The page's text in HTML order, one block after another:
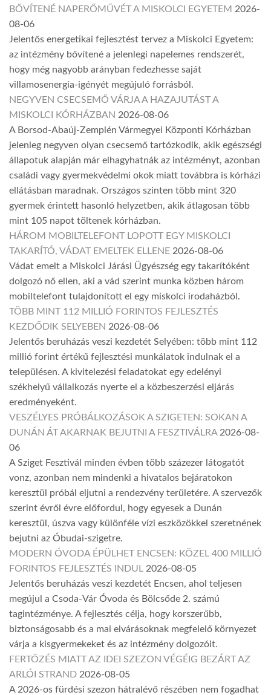
BŐVÍTENÉ NAPERŐMŰVÉT A MISKOLCI EGYETEM 2026-
08-06
Jelentős energetikai fejlesztést tervez a Miskolci Egyetem:
az intézmény bővítené a jelenlegi napelemes rendszerét,
hogy még nagyobb arányban fedezhesse saját
villamosenergia-igényét megújuló forrásból.
NEGYVEN CSECSEMŐ VÁRJA A HAZAJUTÁST A
MISKOLCI KÓRHÁZBAN 2026-08-06
A Borsod-Abaúj-Zemplén Vármegyei Központi Kórházban
jelenleg negyven olyan csecsemő tartózkodik, akik egészségi
állapotuk alapján már elhagyhatnák az intézményt, azonban
családi vagy gyermekvédelmi okok miatt továbbra is kórházi
ellátásban maradnak. Országos szinten több mint 320
gyermek érintett hasonló helyzetben, akik átlagosan több
mint 105 napot töltenek kórházban.
HÁROM MOBILTELEFONT LOPOTT EGY MISKOLCI
TAKARÍTÓ, VÁDAT EMELTEK ELLENE 2026-08-06
Vádat emelt a Miskolci Járási Ügyészség egy takarítóként
dolgozó nő ellen, aki a vád szerint munka közben három
mobiltelefont tulajdonított el egy miskolci irodaházból.
TÖBB MINT 112 MILLIÓ FORINTOS FEJLESZTÉS
KEZDŐDIK SELYEBEN 2026-08-06
Jelentős beruházás veszi kezdetét Selyében: több mint 112
millió forint értékű fejlesztési munkálatok indulnak el a
településen. A kivitelezési feladatokat egy edelényi
székhelyű vállalkozás nyerte el a közbeszerzési eljárás
eredményeként.
VESZÉLYES PRÓBÁLKOZÁSOK A SZIGETEN: SOKAN A
DUNÁN ÁT AKARNAK BEJUTNI A FESZTIVÁLRA 2026-08-
06
A Sziget Fesztivál minden évben több százezer látogatót
vonz, azonban nem mindenki a hivatalos bejáratokon
keresztül próbál eljutni a rendezvény területére. A szervezők
szerint évről évre előfordul, hogy egyesek a Dunán
keresztül, úszva vagy különféle vízi eszközökkel szeretnének
bejutni az Óbudai-szigetre.
MODERN ÓVODA ÉPÜLHET ENCSEN: KÖZEL 400 MILLIÓ
FORINTOS FEJLESZTÉS INDUL 2026-08-05
Jelentős beruházás veszi kezdetét Encsen, ahol teljesen
megújul a Csoda-Vár Óvoda és Bölcsőde 2. számú
tagintézménye. A fejlesztés célja, hogy korszerűbb,
biztonságosabb és a mai elvárásoknak megfelelő környezet
várja a kisgyermekeket és az intézmény dolgozóit.
FERTŐZÉS MIATT AZ IDEI SZEZON VÉGÉIG BEZÁRT AZ
ARLÓI STRAND 2026-08-05
A 2026-os fürdési szezon hátralévő részében nem fogadhat